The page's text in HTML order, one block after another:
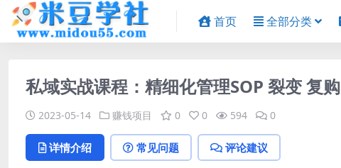
首页 全部分类
私域实战课程：精细化管理SOP 裂变 复
2023-05-14 赚钱项目 0 0 594 0
详情介绍 常见问题 评论建议